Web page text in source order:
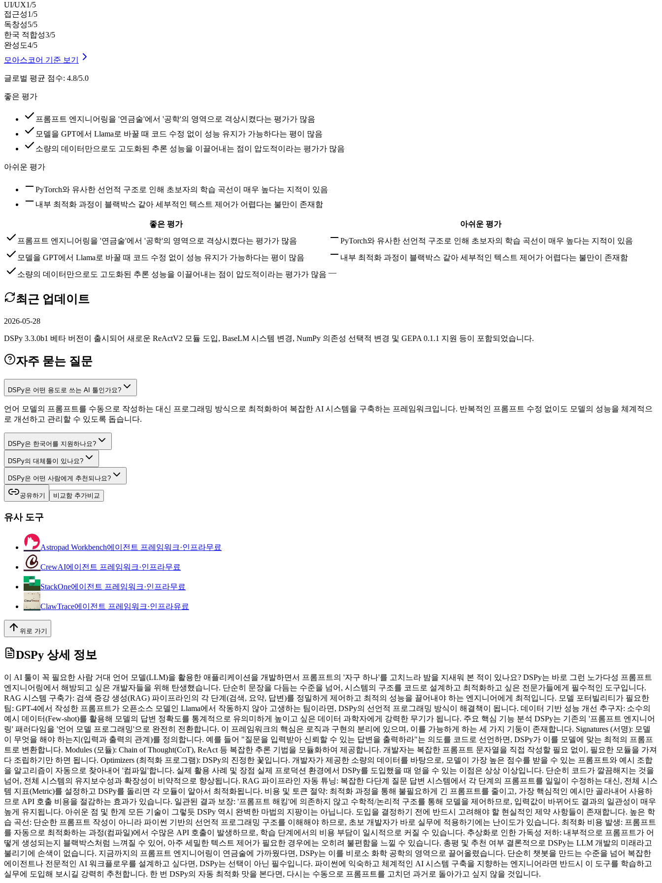
UI/UX1/5
접근성1/5
독창성5/5
한국 적합성3/5
완성도4/5
모아스코어 기준 보기
글로벌 평균 점수: 4.8/5.0
좋은 평가
프롬프트 엔지니어링을 '연금술'에서 '공학'의 영역으로 격상시켰다는 평가가 많음
모델을 GPT에서 Llama로 바꿀 때 코드 수정 없이 성능 유지가 가능하다는 평이 많음
소량의 데이터만으로도 고도화된 추론 성능을 이끌어내는 점이 압도적이라는 평가가 많음
아쉬운 평가
PyTorch와 유사한 선언적 구조로 인해 초보자의 학습 곡선이 매우 높다는 지적이 있음
내부 최적화 과정이 블랙박스 같아 세부적인 텍스트 제어가 어렵다는 불만이 존재함
좋은 평가
아쉬운 평가
프롬프트 엔지니어링을 '연금술'에서 '공학'의 영역으로 격상시켰다는 평가가 많음
PyTorch와 유사한 선언적 구조로 인해 초보자의 학습 곡선이 매우 높다는 지적이 있음
모델을 GPT에서 Llama로 바꿀 때 코드 수정 없이 성능 유지가 가능하다는 평이 많음
내부 최적화 과정이 블랙박스 같아 세부적인 텍스트 제어가 어렵다는 불만이 존재함
소량의 데이터만으로도 고도화된 추론 성능을 이끌어내는 점이 압도적이라는 평가가 많음 —
최근 업데이트
2026-05-28
DSPy 3.3.0b1 베타 버전이 출시되어 새로운 ReActV2 모듈 도입, BaseLM 시스템 변경, NumPy 의존성 선택적 변경 및 GEPA 0.1.1 지원 등이 포함되었습니다.
자주 묻는 질문
DSPy은 어떤 용도로 쓰는 AI 툴인가요?
언어 모델의 프롬프트를 수동으로 작성하는 대신 프로그래밍 방식으로 최적화하여 복잡한 AI 시스템을 구축하는 프레임워크입니다. 반복적인 프롬프트 수정 없이도 모델의 성능을 체계적으
로 개선하고 관리할 수 있도록 돕습니다.
DSPy은 한국어를 지원하나요?
DSPy의 대체툴이 있나요?
DSPy은 어떤 사람에게 추천되나요?
공유하기 비교함 추가비교
유사 도구
Astropad Workbench에이전트 프레임워크·인프라무료
CrewAI에이전트 프레임워크·인프라무료
StackOne에이전트 프레임워크·인프라무료
ClawTrace에이전트 프레임워크·인프라유료
위로 가기
DSPy 상세 정보
이 AI 툴이 꼭 필요한 사람 거대 언어 모델(LLM)을 활용한 애플리케이션을 개발하면서 프롬프트의 '자구 하나'를 고치느라 밤을 지새워 본 적이 있나요? DSPy는 바로 그런 노가다성 프롬프트
엔지니어링에서 해방되고 싶은 개발자들을 위해 탄생했습니다. 단순히 문장을 다듬는 수준을 넘어, 시스템의 구조를 코드로 설계하고 최적화하고 싶은 전문가들에게 필수적인 도구입니다.
RAG 시스템 구축가: 검색 증강 생성(RAG) 파이프라인의 각 단계(검색, 요약, 답변)를 정밀하게 제어하고 최적의 성능을 끌어내야 하는 엔지니어에게 최적입니다. 모델 포터빌리티가 필요한
팀: GPT-4에서 작성한 프롬프트가 오픈소스 모델인 Llama에서 작동하지 않아 고생하는 팀이라면, DSPy의 선언적 프로그래밍 방식이 해결책이 됩니다. 데이터 기반 성능 개선 추구자: 소수의
예시 데이터(Few-shot)를 활용해 모델의 답변 정확도를 통계적으로 유의미하게 높이고 싶은 데이터 과학자에게 강력한 무기가 됩니다. 주요 핵심 기능 분석 DSPy는 기존의 '프롬프트 엔지니어
링' 패러다임을 '언어 모델 프로그래밍'으로 완전히 전환합니다. 이 프레임워크의 핵심은 로직과 구현의 분리에 있으며, 이를 가능하게 하는 세 가지 기둥이 존재합니다. Signatures (서명): 모델
이 무엇을 해야 하는지(입력과 출력의 관계)를 정의합니다. 예를 들어 "질문을 입력받아 신뢰할 수 있는 답변을 출력하라"는 의도를 코드로 선언하면, DSPy가 이를 모델에 맞는 최적의 프롬프
트로 변환합니다. Modules (모듈): Chain of Thought(CoT), ReAct 등 복잡한 추론 기법을 모듈화하여 제공합니다. 개발자는 복잡한 프롬프트 문자열을 직접 작성할 필요 없이, 필요한 모듈을 가져
다 조립하기만 하면 됩니다. Optimizers (최적화 프로그램): DSPy의 진정한 꽃입니다. 개발자가 제공한 소량의 데이터를 바탕으로, 모델이 가장 높은 점수를 받을 수 있는 프롬프트와 예시 조합
을 알고리즘이 자동으로 찾아내어 '컴파일'합니다. 실제 활용 사례 및 장점 실제 프로덕션 환경에서 DSPy를 도입했을 때 얻을 수 있는 이점은 상상 이상입니다. 단순히 코드가 깔끔해지는 것을
넘어, 전체 시스템의 유지보수성과 확장성이 비약적으로 향상됩니다. RAG 파이프라인 자동 튜닝: 복잡한 다단계 질문 답변 시스템에서 각 단계의 프롬프트를 일일이 수정하는 대신, 전체 시스
템 지표(Metric)를 설정하고 DSPy를 돌리면 각 모듈이 알아서 최적화됩니다. 비용 및 토큰 절약: 최적화 과정을 통해 불필요하게 긴 프롬프트를 줄이고, 가장 핵심적인 예시만 골라내어 사용하
므로 API 호출 비용을 절감하는 효과가 있습니다. 일관된 결과 보장: '프롬프트 해킹'에 의존하지 않고 수학적/논리적 구조를 통해 모델을 제어하므로, 입력값이 바뀌어도 결과의 일관성이 매우
높게 유지됩니다. 아쉬운 점 및 한계 모든 기술이 그렇듯 DSPy 역시 완벽한 마법의 지팡이는 아닙니다. 도입을 결정하기 전에 반드시 고려해야 할 현실적인 제약 사항들이 존재합니다. 높은 학
습 곡선: 단순한 프롬프트 작성이 아니라 파이썬 기반의 선언적 프로그래밍 구조를 이해해야 하므로, 초보 개발자가 바로 실무에 적용하기에는 난이도가 있습니다. 최적화 비용 발생: 프롬프트
를 자동으로 최적화하는 과정(컴파일)에서 수많은 API 호출이 발생하므로, 학습 단계에서의 비용 부담이 일시적으로 커질 수 있습니다. 추상화로 인한 가독성 저하: 내부적으로 프롬프트가 어
떻게 생성되는지 블랙박스처럼 느껴질 수 있어, 아주 세밀한 텍스트 제어가 필요한 경우에는 오히려 불편함을 느낄 수 있습니다. 총평 및 추천 여부 결론적으로 DSPy는 LLM 개발의 미래라고
불리기에 손색이 없습니다. 지금까지의 프롬프트 엔지니어링이 연금술에 가까웠다면, DSPy는 이를 비로소 화학 공학의 영역으로 끌어올렸습니다. 단순히 챗봇을 만드는 수준을 넘어 복잡한
에이전트나 전문적인 AI 워크플로우를 설계하고 싶다면, DSPy는 선택이 아닌 필수입니다. 파이썬에 익숙하고 체계적인 AI 시스템 구축을 지향하는 엔지니어라면 반드시 이 도구를 학습하고
실무에 도입해 보시길 강력히 추천합니다. 한 번 DSPy의 자동 최적화 맛을 본다면, 다시는 수동으로 프롬프트를 고치던 과거로 돌아가고 싶지 않을 것입니다.